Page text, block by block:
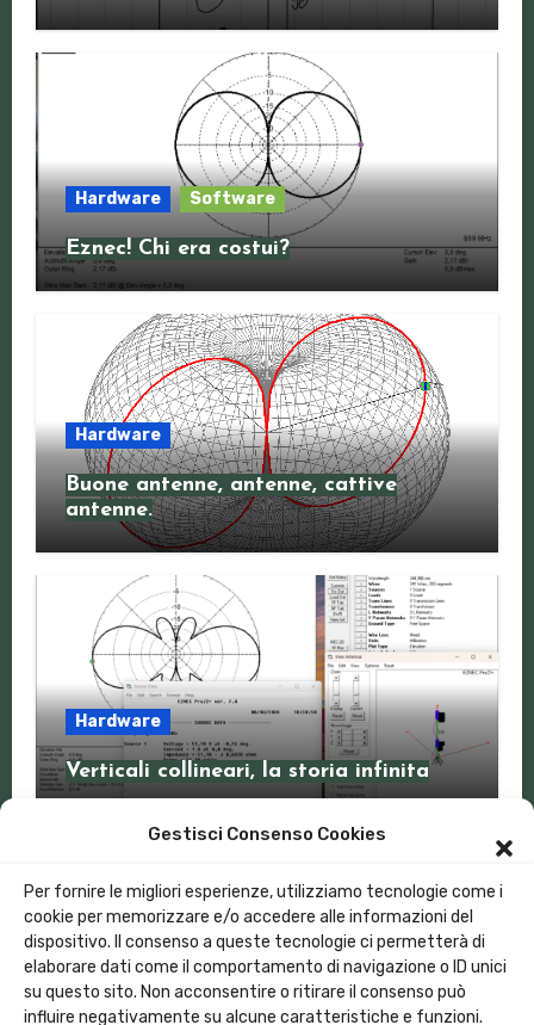
Gestisci Consenso Cookies
Per fornire le migliori esperienze, utilizziamo tecnologie come i
cookie per memorizzare e/o accedere alle informazioni del
dispositivo. Il consenso a queste tecnologie ci permetterà di
elaborare dati come il comportamento di navigazione o ID unici
su questo sito. Non acconsentire o ritirare il consenso può
influire negativamente su alcune caratteristiche e funzioni.
Hardware Software
Eznec! Chi era costui?
Hardware
Buone antenne, antenne, cattive
antenne.
Hardware
Verticali collineari, la storia infinita
Lora Italia